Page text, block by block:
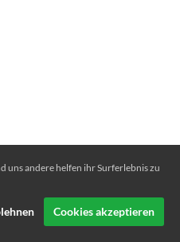
uns andere helfen ihr Surferlebnis zu
Cookies akzeptieren